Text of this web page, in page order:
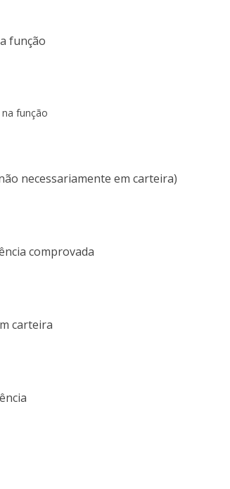
função
função
necessariamente em carteira)
comprovada
carteira